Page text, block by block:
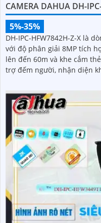
CAMERA DAHUA DH-
5%-35%
DH-IPC-HFW7842H-Z-X là
với độ phân giải 8MP tích
lên đến 60m và khe cắm thẻ nhớ
trợ đếm người, nhận diện
vực giám sát ngoài trời, hỗ
hiệu quả cho các bãi giữ xe